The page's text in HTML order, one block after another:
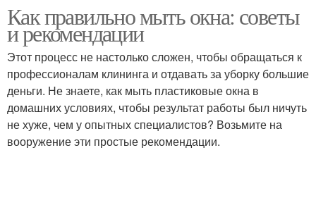
Как правильно мыть окна: советы
и рекомендации
Этот процесс не настолько сложен, чтобы обращаться к
профессионалам клининга и отдавать за уборку большие
деньги. Не знаете, как мыть пластиковые окна в
домашних условиях, чтобы результат работы был ничуть
не хуже, чем у опытных специалистов? Возьмите на
вооружение эти простые рекомендации.